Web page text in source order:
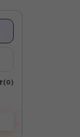
(0)